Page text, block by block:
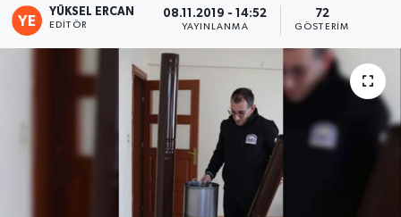
YÜKSEL ERCAN
EDITÖR
08.11.2019 - 14:52
YAYINLANMA
72
GÖSTERIM